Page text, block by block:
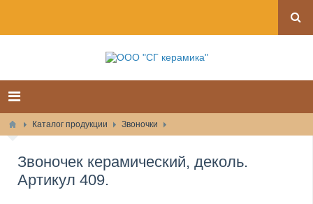
Каталог продукции Звоночки
Звоночек керамический, деколь.
Артикул 409.